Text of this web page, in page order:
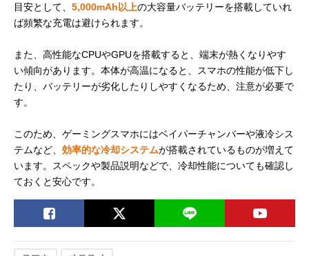
目安として、 5,000mAh以上の大容量バッテリーを搭載していれ
ば頻繁な充電は避けられます。
また、高性能なCPUやGPUを搭載すると、端末が熱くなりやす
い傾向があります。本体が高温になると、スマホの性能が低下し
たり、バッテリーが劣化したりしやすくなるため、注意が必要で
す。
このため、ゲーミングスマホにはベイパーチャンバーや液冷シス
テムなど、 効率的な冷却システムが搭載されているものが増えて
います。スペックや製品説明などで、冷却性能についても確認し
ておくと安心です。